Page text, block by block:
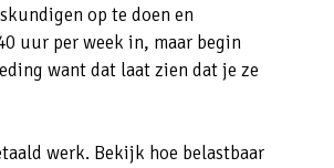
op te doen en
uur per week in, maar begin
want dat laat zien dat je ze
werk. Bekijk hoe belastbaar